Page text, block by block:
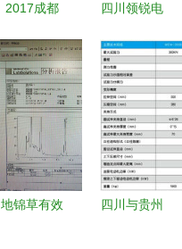
2017成都
信息采集流
程全指导，
家长必看！
轻松搞定成
都信息系统
四川领锐电
都信息系统
数智化电力
管理的先锋
实践
地锦草有效
四川与贵州